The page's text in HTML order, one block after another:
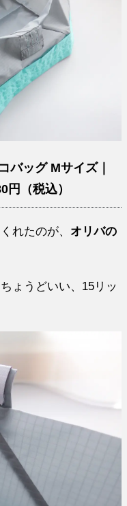
バッグ Mサイズ｜
円（税込）
れたのが、 オリバの
ょうどいい、15リッ